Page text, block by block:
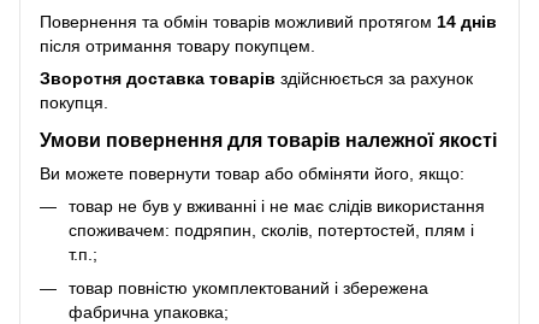
Повернення та обмін товарів можливий протягом 14 днів
після отримання товару покупцем.
Зворотня доставка товарів здійснюється за рахунок
покупця.
Умови повернення для товарів належної якості
Ви можете повернути товар або обміняти його, якщо:
товар не був у вживанні і не має слідів використання
споживачем: подряпин, сколів, потертостей, плям і
т.п.;
товар повністю укомплектований і збережена
фабрична упаковка;